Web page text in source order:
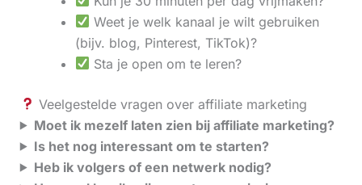
Weet je welk kanaal je wilt gebruiken
(bijv. blog, Pinterest, TikTok)?
Sta je open om te leren?
Veelgestelde vragen over affiliate marketing
Moet ik mezelf laten zien bij affiliate marketing?
Is het nog interessant om te starten?
Heb ik volgers of een netwerk nodig?